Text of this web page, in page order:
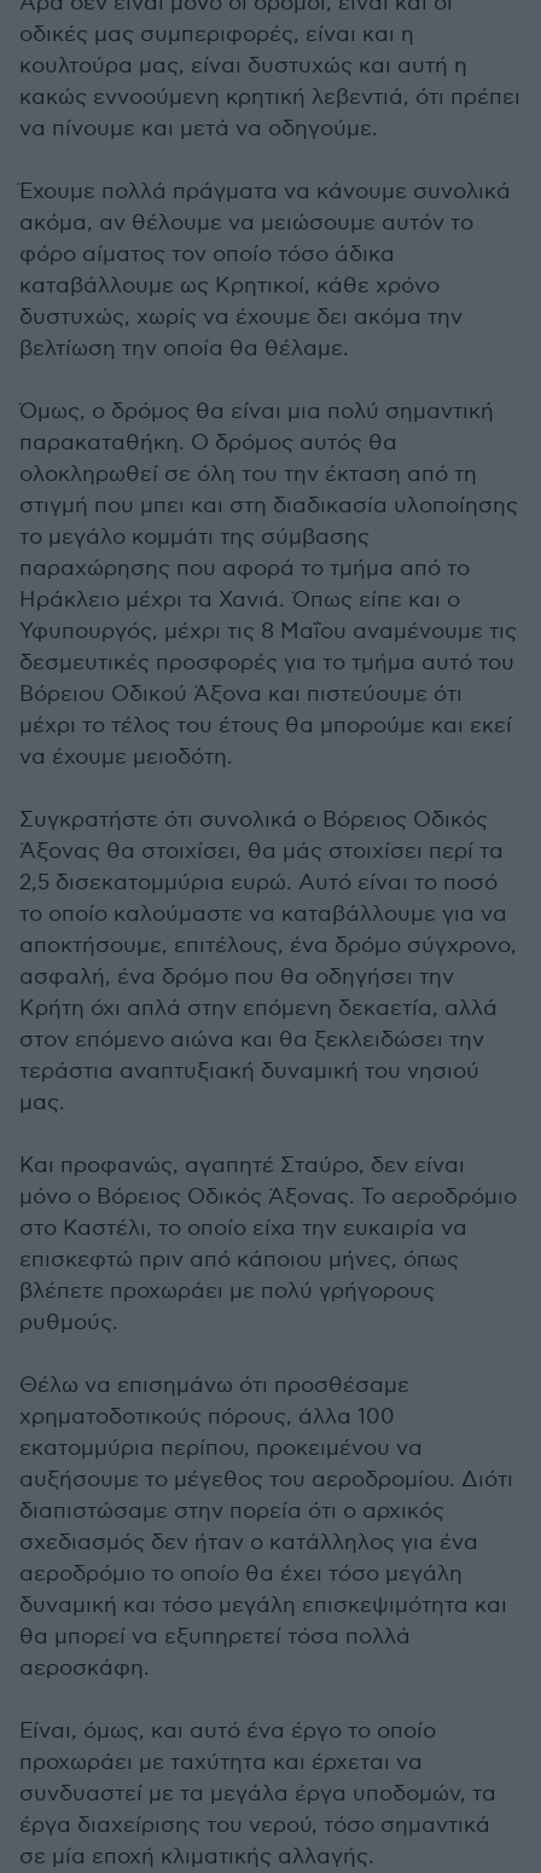
οδικές μας συμπεριφορές, είναι και η
κουλτούρα μας, είναι δυστυχώς και αυτή η
κακώς εννοούμενη κρητική λεβεντιά, ότι πρέπει
να πίνουμε και μετά να οδηγούμε.
Έχουμε πολλά πράγματα να κάνουμε συνολικά
ακόμα, αν θέλουμε να μειώσουμε αυτόν το
φόρο αίματος τον οποίο τόσο άδικα
καταβάλλουμε ως Κρητικοί, κάθε χρόνο
δυστυχώς, χωρίς να έχουμε δει ακόμα την
βελτίωση την οποία θα θέλαμε.
Όμως, ο δρόμος θα είναι μια πολύ σημαντική
παρακαταθήκη. Ο δρόμος αυτός θα
ολοκληρωθεί σε όλη του την έκταση από τη
στιγμή που μπει και στη διαδικασία υλοποίησης
το μεγάλο κομμάτι της σύμβασης
παραχώρησης που αφορά το τμήμα από το
Ηράκλειο μέχρι τα Χανιά. Όπως είπε και ο
Υφυπουργός, μέχρι τις 8 Μαΐου αναμένουμε τις
δεσμευτικές προσφορές για το τμήμα αυτό του
Βόρειου Οδικού Άξονα και πιστεύουμε ότι
μέχρι το τέλος του έτους θα μπορούμε και εκεί
να έχουμε μειοδότη.
Συγκρατήστε ότι συνολικά ο Βόρειος Οδικός
Άξονας θα στοιχίσει, θα μάς στοιχίσει περί τα
2,5 δισεκατομμύρια ευρώ. Αυτό είναι το ποσό
το οποίο καλούμαστε να καταβάλλουμε για να
αποκτήσουμε, επιτέλους, ένα δρόμο σύγχρονο,
ασφαλή, ένα δρόμο που θα οδηγήσει την
Κρήτη όχι απλά στην επόμενη δεκαετία, αλλά
στον επόμενο αιώνα και θα ξεκλειδώσει την
τεράστια αναπτυξιακή δυναμική του νησιού
μας.
Και προφανώς, αγαπητέ Σταύρο, δεν είναι
μόνο ο Βόρειος Οδικός Άξονας. Το αεροδρόμιο
στο Καστέλι, το οποίο είχα την ευκαιρία να
επισκεφτώ πριν από κάποιου μήνες, όπως
βλέπετε προχωράει με πολύ γρήγορους
ρυθμούς.
Θέλω να επισημάνω ότι προσθέσαμε
χρηματοδοτικούς πόρους, άλλα 100
εκατομμύρια περίπου, προκειμένου να
αυξήσουμε το μέγεθος του αεροδρομίου. Διότι
διαπιστώσαμε στην πορεία ότι ο αρχικός
σχεδιασμός δεν ήταν ο κατάλληλος για ένα
αεροδρόμιο το οποίο θα έχει τόσο μεγάλη
δυναμική και τόσο μεγάλη επισκεψιμότητα και
θα μπορεί να εξυπηρετεί τόσα πολλά
αεροσκάφη.
Είναι, όμως, και αυτό ένα έργο το οποίο
προχωράει με ταχύτητα και έρχεται να
συνδυαστεί με τα μεγάλα έργα υποδομών, τα
έργα διαχείρισης του νερού, τόσο σημαντικά
σε μία εποχή κλιματικής αλλαγής.